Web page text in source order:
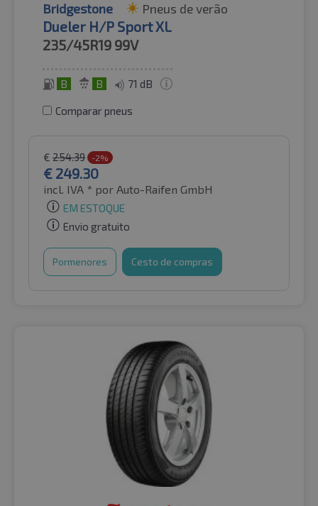
Bridgestone Pneus de verão
Dueler H/P Sport XL
235/45R19 99V
B B 71 dB
Comparar pneus
€ 254.39 -2%
€ 249.30
incl. IVA * por Auto-Raifen GmbH
EM ESTOQUE
Envio gratuito
Pormenores Cesto de compras